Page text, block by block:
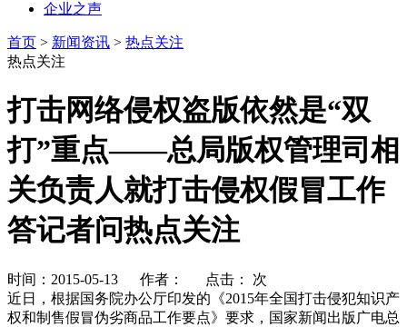
企业之声
首页 > 新闻资讯 > 热点关注
热点关注
打击网络侵权盗版依然是“双
打”重点——总局版权管理司相
关负责人就打击侵权假冒工作
答记者问热点关注
时间：2015-05-13 作者： 点击：
次
近日，根据国务院办公厅印发的《2015年全国打击侵犯知识产
权和制售假冒伪劣商品工作要点》要求，国家新闻出版广电总